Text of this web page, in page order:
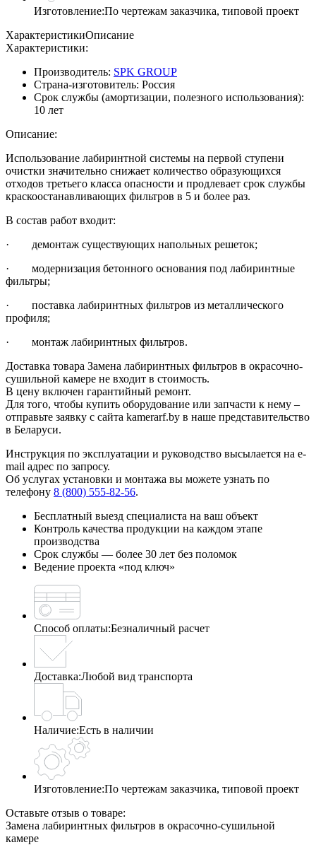
Изготовление:По чертежам заказчика, типовой проект
ХарактеристикиОписание
Характеристики:
Производитель: SPK GROUP
Страна-изготовитель: Россия
Срок службы (амортизации, полезного использования):
10 лет
Описание:
Использование лабиринтной системы на первой ступени
очистки значительно снижает количество образующихся
отходов третьего класса опасности и продлевает срок службы
краскоостанавливающих фильтров в 5 и более раз.
В состав работ входит:
· демонтаж существующих напольных решеток;
· модернизация бетонного основания под лабиринтные
фильтры;
· поставка лабиринтных фильтров из металлического
профиля;
· монтаж лабиринтных фильтров.
Доставка товара Замена лабиринтных фильтров в окрасочно-
сушильной камере не входит в стоимость.
В цену включен гарантийный ремонт.
Для того, чтобы купить оборудование или запчасти к нему –
отправьте заявку с сайта kamerarf.by в наше представительство
в Беларуси.
Инструкция по эксплуатации и руководство высылается на e-
mail адрес по запросу.
Об услугах установки и монтажа вы можете узнать по
телефону 8 (800) 555-82-56.
Бесплатный выезд специалиста на ваш объект
Контроль качества продукции на каждом этапе
производства
Срок службы — более 30 лет без поломок
Ведение проекта «под ключ»
Способ оплаты:Безналичный расчет
Доставка:Любой вид транспорта
Наличие:Есть в наличии
Изготовление:По чертежам заказчика, типовой проект
Оставьте отзыв о товаре:
Замена лабиринтных фильтров в окрасочно-сушильной
камере